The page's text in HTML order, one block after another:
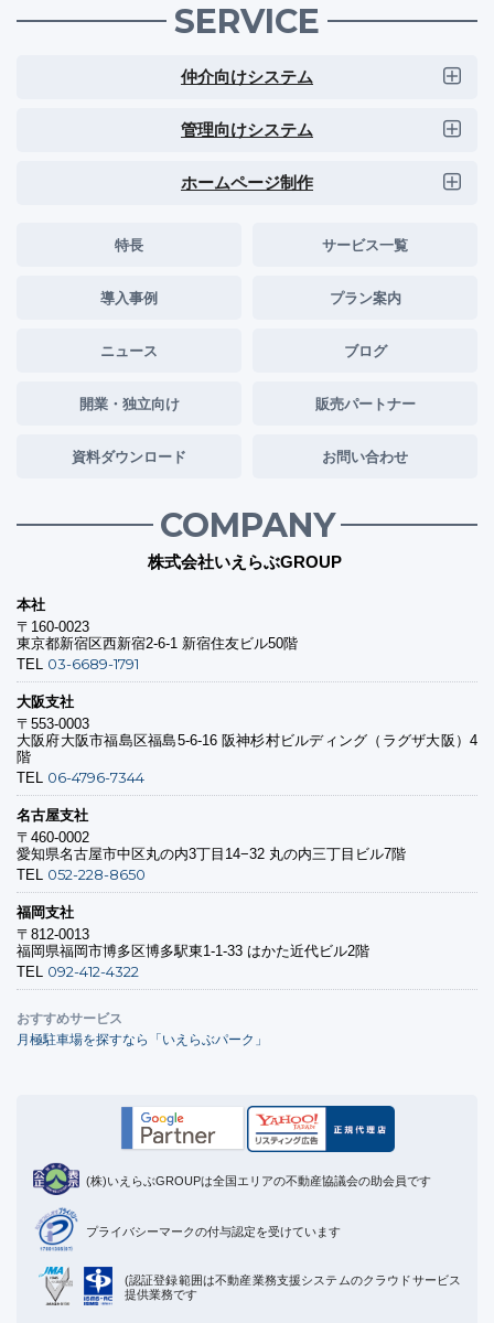
SERVICE
仲介向けシステム
管理向けシステム
ホームページ制作
特長 サービス一覧
導入事例 プラン案内
ニュース ブログ
開業・独立向け 販売パートナー
資料ダウンロード お問い合わせ
COMPANY
株式会社いえらぶGROUP
本社
〒160-0023
東京都新宿区西新宿2-6-1 新宿住友ビル50階
TEL 03-6689-1791
大阪支社
〒553-0003
大阪府大阪市福島区福島5-6-16 阪神杉村ビルディング（ラグザ大阪）4
階
TEL 06-4796-7344
名古屋支社
〒460-0002
愛知県名古屋市中区丸の内3丁目14−32 丸の内三丁目ビル7階
TEL 052-228-8650
福岡支社
〒812-0013
福岡県福岡市博多区博多駅東1-1-33 はかた近代ビル2階
TEL 092-412-4322
おすすめサービス
月極駐車場を探すなら「いえらぶパーク」
(株)いえらぶGROUPは全国エリアの不動産協議会の助会員です
プライバシーマークの付与認定を受けています
(認証登録範囲は不動産業務支援システムのクラウドサービス
提供業務です